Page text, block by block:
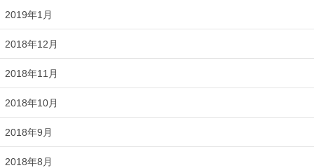
2019年1月
2018年12月
2018年11月
2018年10月
2018年9月
2018年8月